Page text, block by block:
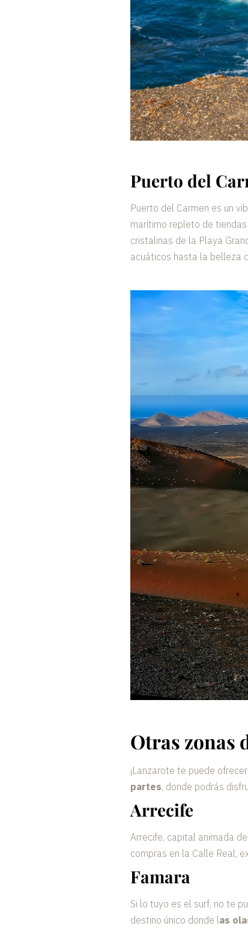
Puerto del
Puerto del Carmen es un
marítimo repleto de
cristalinas de la Playa
acuáticos hasta la belleza
Otras zonas
¡Lanzarote te puede
partes, donde podrás
Arrecife
Arrecife, capital animada
compras en la Calle Real,
Famara
Si lo tuyo es el surf, no te
destino único donde las